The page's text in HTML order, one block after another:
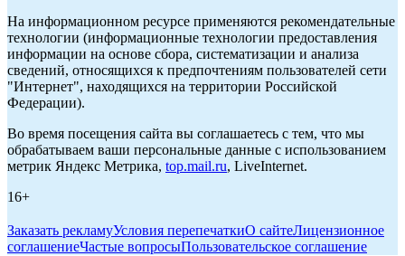
На информационном ресурсе применяются рекомендательные
технологии (информационные технологии предоставления
информации на основе сбора, систематизации и анализа
сведений, относящихся к предпочтениям пользователей сети
"Интернет", находящихся на территории Российской
Федерации).
Во время посещения сайта вы соглашаетесь с тем, что мы
обрабатываем ваши персональные данные с использованием
метрик Яндекс Метрика, top.mail.ru, LiveInternet.
16+
Заказать рекламуУсловия перепечаткиО сайтеЛицензионное
соглашениеЧастые вопросыПользовательское соглашение